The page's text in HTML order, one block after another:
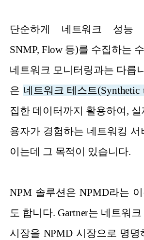
단순하게 네트워크 성능
SNMP, Flow 등)를 수집하는
네트워크 모니터링과는 다릅
은 네트워크 테스트(Synthetic
집한 데이터까지 활용하여,
용자가 경험하는 네트워킹 서
이는데 그 목적이 있습니다.
NPM 솔루션은 NPMD라는
도 합니다. Gartner는 네트워
시장을 NPMD 시장으로 명명